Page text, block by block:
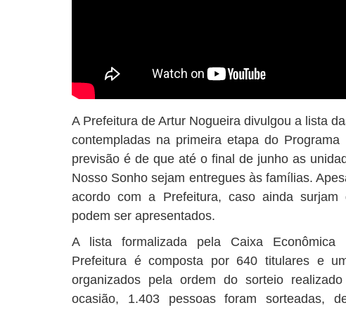
A Prefeitura de Artur Nogueira divulgou a lista
contempladas na primeira etapa do
previsão é de que até o final de junho as
Nosso Sonho sejam entregues às famílias.
acordo com a Prefeitura, caso ainda surjam
podem ser apresentados.
A lista formalizada pela Caixa Econômica
Prefeitura é composta por 640 titulares e
organizados pela ordem do sorteio
ocasião, 1.403 pessoas foram sorteadas,